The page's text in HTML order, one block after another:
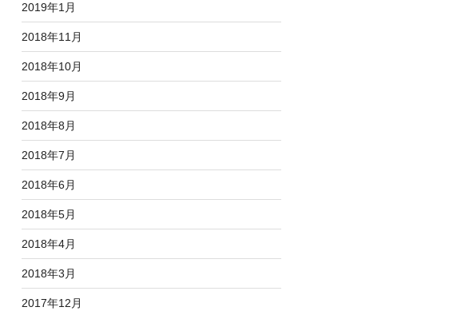
2019年1月
2018年11月
2018年10月
2018年9月
2018年8月
2018年7月
2018年6月
2018年5月
2018年4月
2018年3月
2017年12月